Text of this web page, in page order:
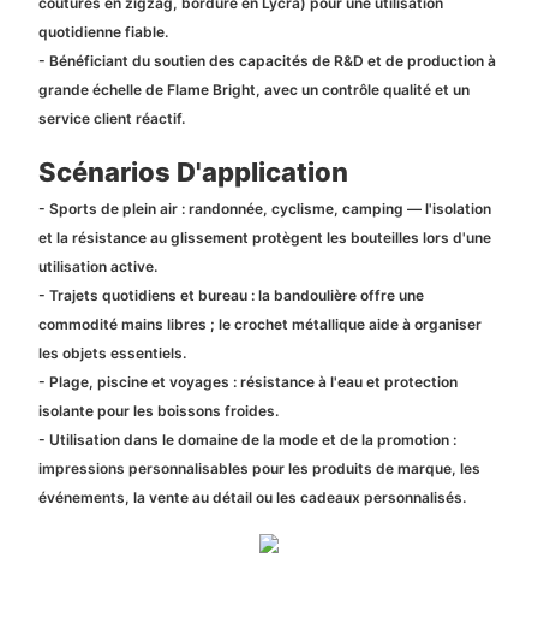
quotidienne fiable.
- Bénéficiant du soutien des capacités de R&D et de production à
grande échelle de Flame Bright, avec un contrôle qualité et un
service client réactif.
Scénarios D'application
- Sports de plein air : randonnée, cyclisme, camping — l'isolation
et la résistance au glissement protègent les bouteilles lors d'une
utilisation active.
- Trajets quotidiens et bureau : la bandoulière offre une
commodité mains libres ; le crochet métallique aide à organiser
les objets essentiels.
- Plage, piscine et voyages : résistance à l'eau et protection
isolante pour les boissons froides.
- Utilisation dans le domaine de la mode et de la promotion :
impressions personnalisables pour les produits de marque, les
événements, la vente au détail ou les cadeaux personnalisés.